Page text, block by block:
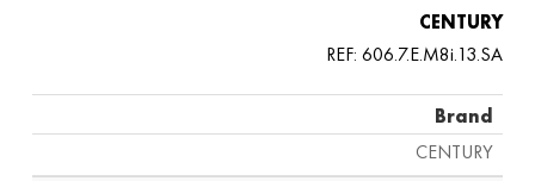
CENTURY
REF: 606.7.E.M8i.13.SA
Brand
CENTURY